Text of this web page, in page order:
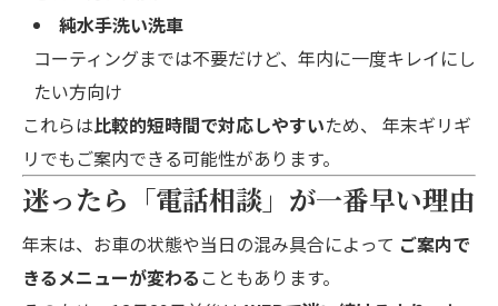
純水手洗い洗車
コーティングまでは不要だけど、年内に一度キレイにし
たい方向け
これらは比較的短時間で対応しやすいため、 年末ギリギ
リでもご案内できる可能性があります。
迷ったら「電話相談」が一番早い理由
年末は、お車の状態や当日の混み具合によって ご案内で
きるメニューが変わる こともあります。